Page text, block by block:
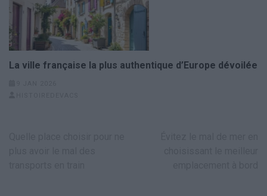
La ville française la plus authentique d’Europe dévoilée